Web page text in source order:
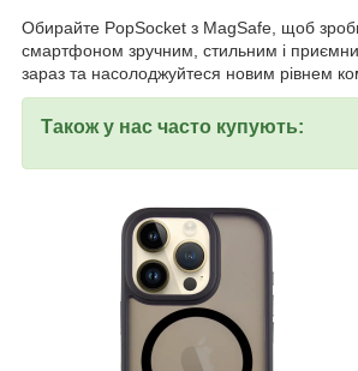
Обирайте PopSocket з MagSafe, щоб
смартфоном зручним, стильним і
зараз та насолоджуйтеся новим рівнем
Також у нас часто купують: